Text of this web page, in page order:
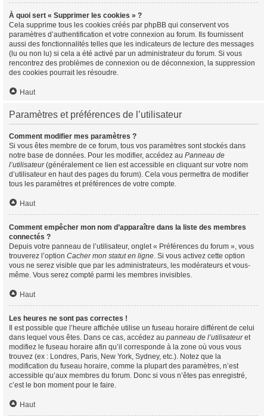
À quoi sert « Supprimer les cookies » ?
Cela supprime tous les cookies créés par phpBB qui conservent vos
paramètres d’authentification et votre connexion au forum. Ils fournissent
aussi des fonctionnalités telles que les indicateurs de lecture des messages
(lu ou non lu) si cela a été activé par un administrateur du forum. Si vous
rencontrez des problèmes de connexion ou de déconnexion, la suppression
des cookies pourrait les résoudre.
Haut
Paramètres et préférences de l’utilisateur
Comment modifier mes paramètres ?
Si vous êtes membre de ce forum, tous vos paramètres sont stockés dans
notre base de données. Pour les modifier, accédez au Panneau de
l’utilisateur(généralement ce lien est accessible en cliquant sur votre nom
d’utilisateur en haut des pages du forum). Cela vous permettra de modifier
tous les paramètres et préférences de votre compte.
Haut
Comment empêcher mon nom d’apparaître dans la liste des membres
connectés ?
Depuis votre panneau de l’utilisateur, onglet « Préférences du forum », vous
trouverez l’option Cacher mon statut en ligne. Si vous activez cette option
vous ne serez visible que par les administrateurs, les modérateurs et vous-
même. Vous serez compté parmi les membres invisibles.
Haut
Les heures ne sont pas correctes !
Il est possible que l’heure affichée utilise un fuseau horaire différent de celui
dans lequel vous êtes. Dans ce cas, accédez au panneau de l’utilisateuret
modifiez le fuseau horaire afin qu’il corresponde à la zone où vous vous
trouvez (ex : Londres, Paris, New York, Sydney, etc.). Notez que la
modification du fuseau horaire, comme la plupart des paramètres, n’est
accessible qu’aux membres du forum. Donc si vous n’êtes pas enregistré,
c’est le bon moment pour le faire.
Haut